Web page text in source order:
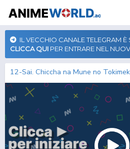
IL VECCHIO CANALE TELEGRAM
CLICCA QUI PER ENTRARE NEL
12-Sai. Chiccha na Mune no